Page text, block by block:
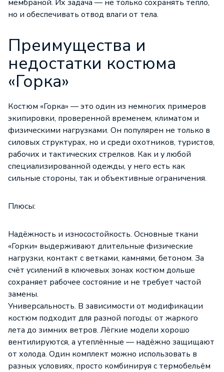
мембраной. Их задача — не только сохранять тепло,
но и обеспечивать отвод влаги от тела.
Преимущества и
недостатки костюма
«Горка»
Костюм «Горка» — это один из немногих примеров
экипировки, проверенной временем, климатом и
физическими нагрузками. Он популярен не только в
силовых структурах, но и среди охотников, туристов,
рабочих и тактических стрелков. Как и у любой
специализированной одежды, у него есть как
сильные стороны, так и объективные ограничения.
Плюсы:
Надёжность и износостойкость. Основные ткани
«Горки» выдерживают длительные физические
нагрузки, контакт с ветками, камнями, бетоном. За
счёт усилений в ключевых зонах костюм дольше
сохраняет рабочее состояние и не требует частой
замены.
Универсальность. В зависимости от модификации
костюм подходит для разной погоды: от жаркого
лета до зимних ветров. Лёгкие модели хорошо
вентилируются, а утеплённые — надёжно защищают
от холода. Один комплект можно использовать в
разных условиях, просто комбинируя с термобельём